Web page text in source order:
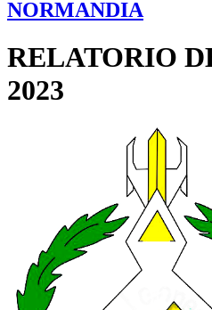
NORMANDIA
RELATORIO
2023